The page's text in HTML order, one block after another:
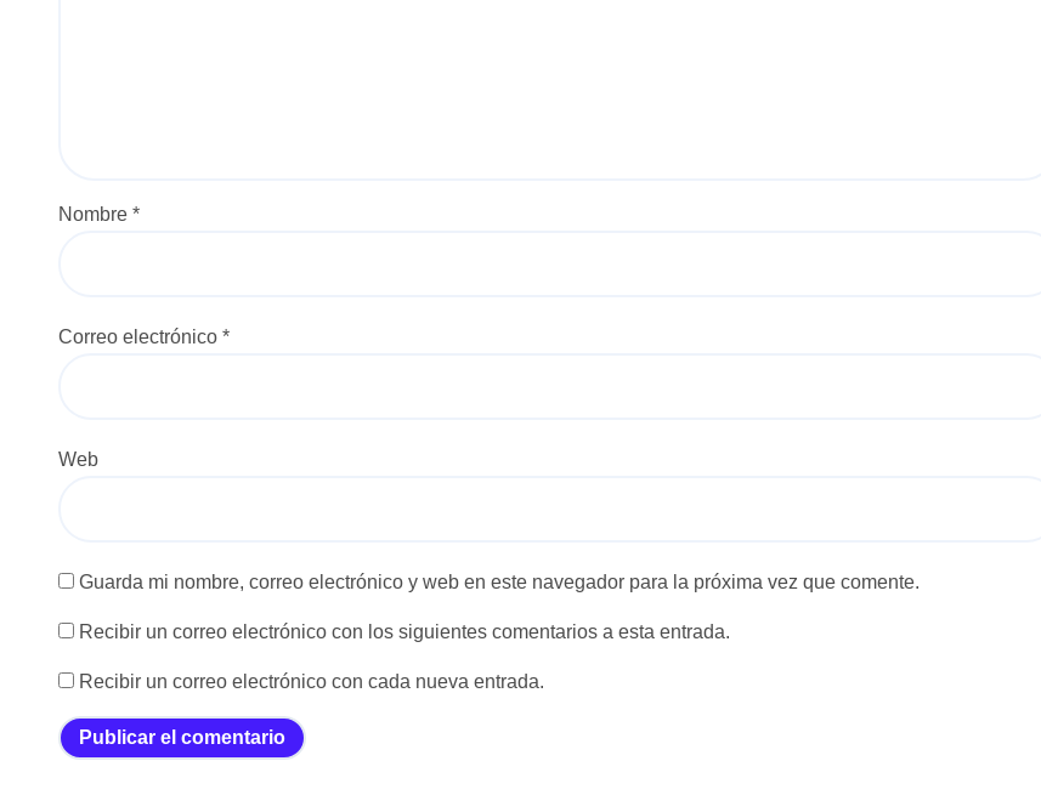
Nombre *
Correo electrónico *
Web
Guarda mi nombre, correo electrónico y web en este navegador para la próxima vez que comente.
Recibir un correo electrónico con los siguientes comentarios a esta entrada.
Recibir un correo electrónico con cada nueva entrada.